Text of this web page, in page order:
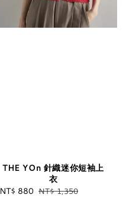
THE YOn 針織迷你短袖上
衣
Sale
NT$ 880 Regular
NT$ 1,350